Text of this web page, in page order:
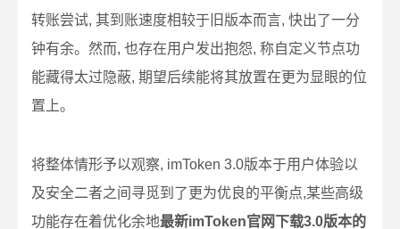
转账尝试, 其到账速度相较于旧版本而言, 快出了一分
钟有余。然而, 也存在用户发出抱怨, 称自定义节点功
能藏得太过隐蔽, 期望后续能将其放置在更为显眼的位
置上。
将整体情形予以观察, imToken 3.0版本于用户体验以
及安全二者之间寻觅到了更为优良的平衡点,某些高级
功能存在着优化余地最新imToken官网下载3.0版本的